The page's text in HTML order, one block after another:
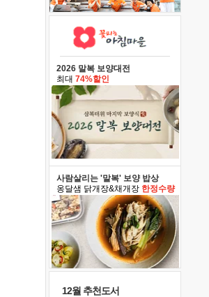
2026 말복 보양대전
최대 74%할인
사람살리는 '말복' 보양 밥상
옹달샘 닭개장&채개장 한정수량
12월 추천도서